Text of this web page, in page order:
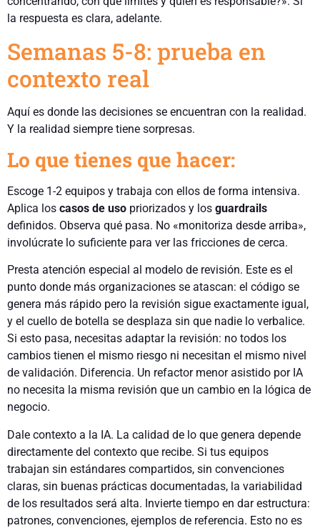
la respuesta es clara, adelante.
Semanas 5-8: prueba en
contexto real
Aquí es donde las decisiones se encuentran con la realidad.
Y la realidad siempre tiene sorpresas.
Lo que tienes que hacer:
Escoge 1-2 equipos y trabaja con ellos de forma intensiva.
Aplica los casos de uso priorizados y los guardrails
definidos. Observa qué pasa. No «monitoriza desde arriba»,
involúcrate lo suficiente para ver las fricciones de cerca.
Presta atención especial al modelo de revisión. Este es el
punto donde más organizaciones se atascan: el código se
genera más rápido pero la revisión sigue exactamente igual,
y el cuello de botella se desplaza sin que nadie lo verbalice.
Si esto pasa, necesitas adaptar la revisión: no todos los
cambios tienen el mismo riesgo ni necesitan el mismo nivel
de validación. Diferencia. Un refactor menor asistido por IA
no necesita la misma revisión que un cambio en la lógica de
negocio.
Dale contexto a la IA. La calidad de lo que genera depende
directamente del contexto que recibe. Si tus equipos
trabajan sin estándares compartidos, sin convenciones
claras, sin buenas prácticas documentadas, la variabilidad
de los resultados será alta. Invierte tiempo en dar estructura:
patrones, convenciones, ejemplos de referencia. Esto no es